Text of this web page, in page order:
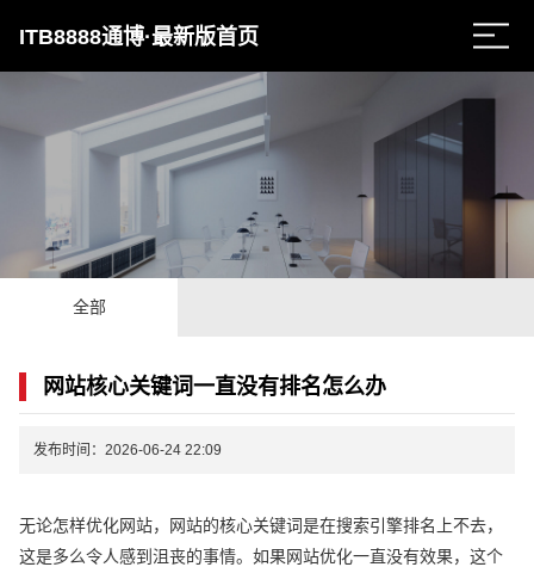
ITB8888通博·最新版首页
全部
网站核心关键词一直没有排名怎么办
发布时间：2026-06-24 22:09
无论怎样优化网站，网站的核心关键词是在搜索引擎排名上不去，
这是多么令人感到沮丧的事情。如果网站优化一直没有效果，这个